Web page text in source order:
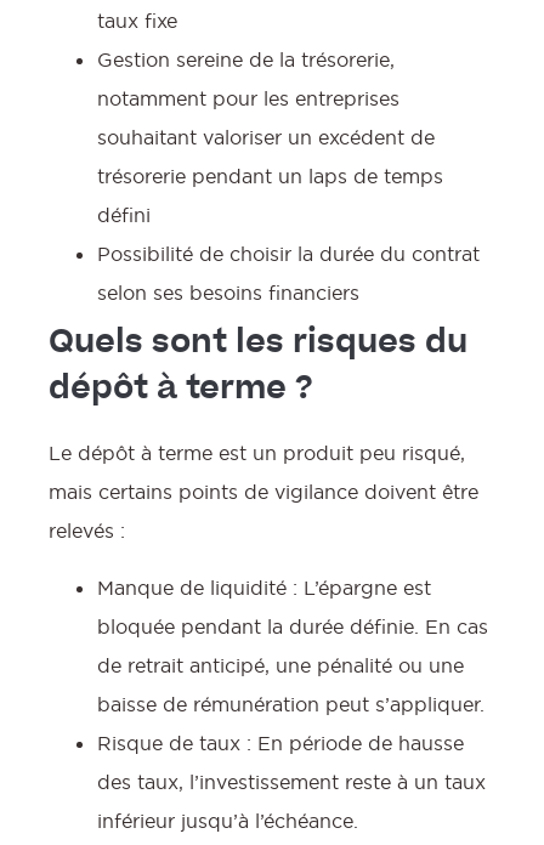
taux fixe
Gestion sereine de la trésorerie,
notamment pour les entreprises
souhaitant valoriser un excédent de
trésorerie pendant un laps de temps
défini
Possibilité de choisir la durée du contrat
selon ses besoins financiers
Quels sont les risques du
dépôt à terme ?
Le dépôt à terme est un produit peu risqué,
mais certains points de vigilance doivent être
relevés :
Manque de liquidité : L’épargne est
bloquée pendant la durée définie. En cas
de retrait anticipé, une pénalité ou une
baisse de rémunération peut s’appliquer.
Risque de taux : En période de hausse
des taux, l’investissement reste à un taux
inférieur jusqu’à l’échéance.